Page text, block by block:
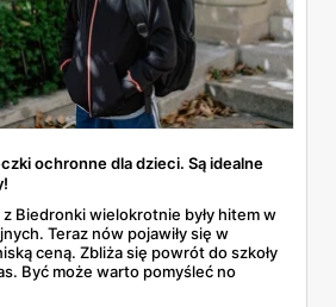
ochronne dla dzieci. Są idealne
Biedronki wielokrotnie były hitem w
Teraz nów pojawiły się w
ceną. Zbliża się powrót do szkoły
Być może warto pomyśleć no